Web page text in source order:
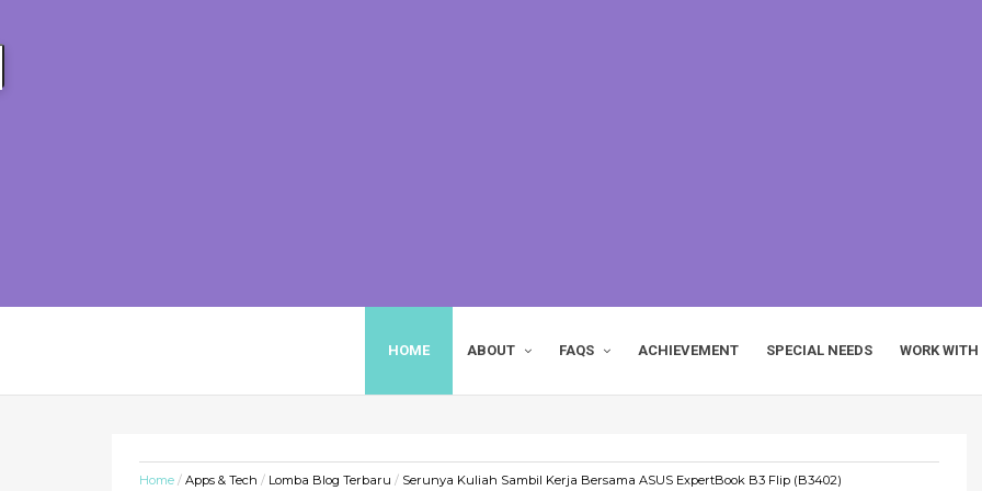
HOME ABOUT FAQS ACHIEVEMENT SPECIAL NEEDS WORK
Home / Apps & Tech / Lomba Blog Terbaru / Serunya Kuliah Sambil Kerja Bersama ASUS ExpertBook B3 Flip (B3402)